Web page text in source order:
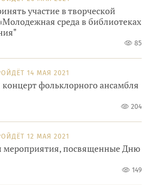
участие в творческой
среда в библиотеках
85
14 МАЯ 2021
фольклорного ансамбля
204
12 МАЯ 2021
посвященные Дню
149